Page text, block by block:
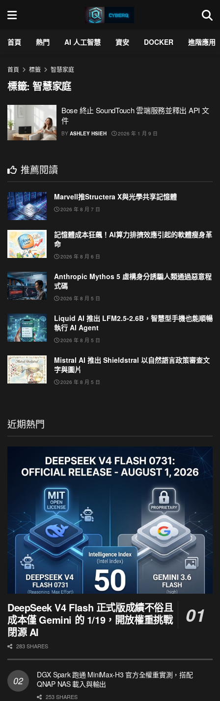
首頁 熱門 AI 人工智慧 資安 DOCKER 進階應用
首頁 標籤 智慧家庭
標籤:智慧家庭
Bose 終止 SoundTouch 雲端服務並釋出 API 文
件
BY ASHLEY HSIEH 2026 年 1 月 9 日
推薦閱讀
Marvell推Structera X與光學共享記憶體
2026 年 8 月 7 日
記憶體成本狂飆！AI算力排擠效應引起的軟體瘦身革
命
2026 年 8 月 6 日
Anthropic Mythos 5 虛構身分誘騙人類通過惡意程
式碼
2026 年 8 月 5 日
Liquid AI 推出 LFM2.5-2.6B，智慧型手機也能順暢
執行 AI Agent
2026 年 8 月 5 日
Mistral AI 推出 Shieldstral 以自然語言政策審查文
字與圖片
2026 年 8 月 5 日
近期熱門
DeepSeek V4 Flash 正式版成績不俗且
成本僅 Gemini 的 1/19，開放權重挑戰
閉源 AI
283 SHARES
DGX Spark 跑通 MiniMax-H3 官方全權重實測，搭配
QNAP NAS 載入與輸出
253 SHARES